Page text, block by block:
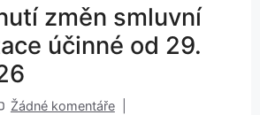
změn smluvní
účinné od 29.
Žádné komentáře